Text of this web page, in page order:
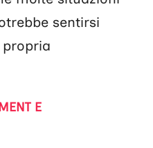
sentirsi
E